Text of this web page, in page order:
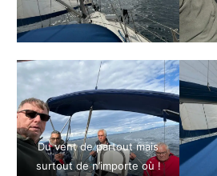
Du vent de partout mais
surtout de n’importe où !